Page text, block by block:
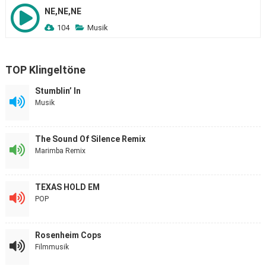
NE,NE,NE
104 Musik
TOP Klingeltöne
Stumblin’ In
Musik
The Sound Of Silence Remix
Marimba Remix
TEXAS HOLD EM
POP
Rosenheim Cops
Filmmusik